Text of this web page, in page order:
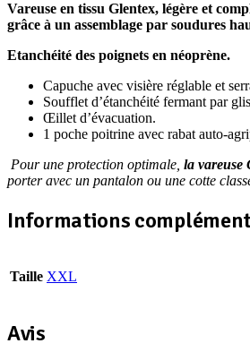
Vareuse en tissu Glentex, légère et
grâce à un assemblage par soudures
Etanchéité des poignets en néoprène.
Capuche avec visière réglable et
Soufflet d’étanchéité fermant par
Œillet d’évacuation.
1 poche poitrine avec rabat auto-
Pour une protection optimale, la
porter avec un pantalon ou une cotte
Informations
Taille XXL
Avis